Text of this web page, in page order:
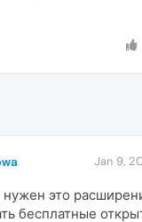
Jan 9,
это
бесплатные